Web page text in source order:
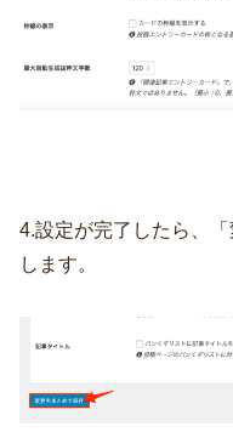
4.設定が完了したら、
します。